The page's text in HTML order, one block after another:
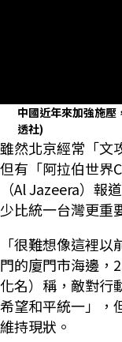
中國近年來加強施壓
透社)
雖然北京經常「文
但有「阿拉伯世界
（Al Jazeera）報
少比統一台灣更重
「很難想像這裡
門的廈門市海邊，
化名）稱，敵對行
希望和平統一」，
維持現狀。